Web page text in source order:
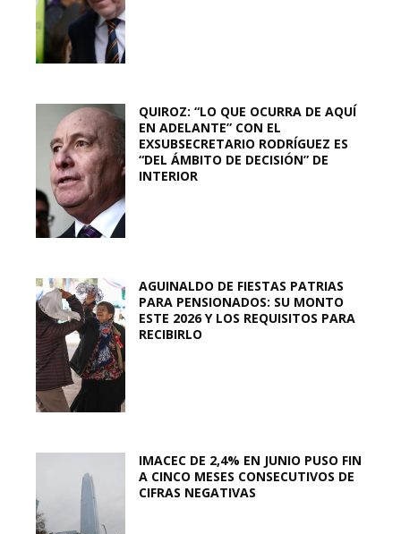
QUIROZ: “LO QUE OCURRA DE AQUÍ
EN ADELANTE” CON EL
EXSUBSECRETARIO RODRÍGUEZ ES
“DEL ÁMBITO DE DECISIÓN” DE
INTERIOR
AGUINALDO DE FIESTAS PATRIAS
PARA PENSIONADOS: SU MONTO
ESTE 2026 Y LOS REQUISITOS PARA
RECIBIRLO
IMACEC DE 2,4% EN JUNIO PUSO FIN
A CINCO MESES CONSECUTIVOS DE
CIFRAS NEGATIVAS